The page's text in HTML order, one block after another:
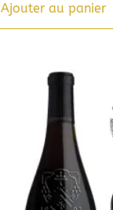
Ajouter au panier